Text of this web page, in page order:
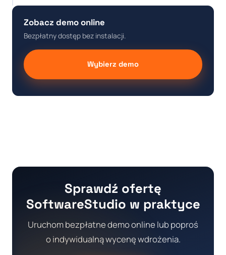
Zobacz demo online
Bezpłatny dostęp bez instalacji.
Wybierz demo
Sprawdź ofertę
SoftwareStudio w praktyce
Uruchom bezpłatne demo online lub poproś
o indywidualną wycenę wdrożenia.